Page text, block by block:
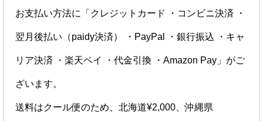
お支払い方法に「クレジットカード ・コンビニ決済 ・
翌月後払い（paidy決済） ・PayPal ・銀行振込 ・キャ
リア決済 ・楽天ペイ ・代金引換 ・Amazon Pay」がご
ざいます。
送料はクール便のため、北海道¥2,000、沖縄県